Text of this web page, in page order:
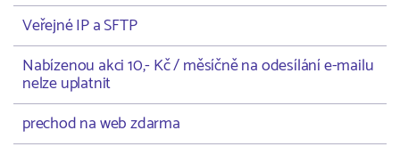
Veřejné IP a SFTP
Nabízenou akci 10,- Kč / měsíčně na odesílání e-mailu
nelze uplatnit
prechod na web zdarma